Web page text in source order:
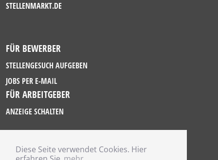
Diese Seite verwendet Cookies. Hier
STELLENMARKT.DE
FÜR BEWERBER
STELLENGESUCH AUFGEBEN
JOBS PER E-MAIL
FÜR ARBEITGEBER
ANZEIGE SCHALTEN
IMPRESSUM